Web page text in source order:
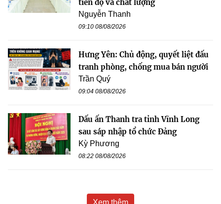
tiến độ và chất lượng
Nguyễn Thanh
09:10 08/08/2026
Hưng Yên: Chủ động, quyết liệt đấu
tranh phòng, chống mua bán người
Trần Quý
09:04 08/08/2026
Dấu ấn Thanh tra tỉnh Vĩnh Long
sau sáp nhập tổ chức Đảng
Kỳ Phương
08:22 08/08/2026
Xem thêm